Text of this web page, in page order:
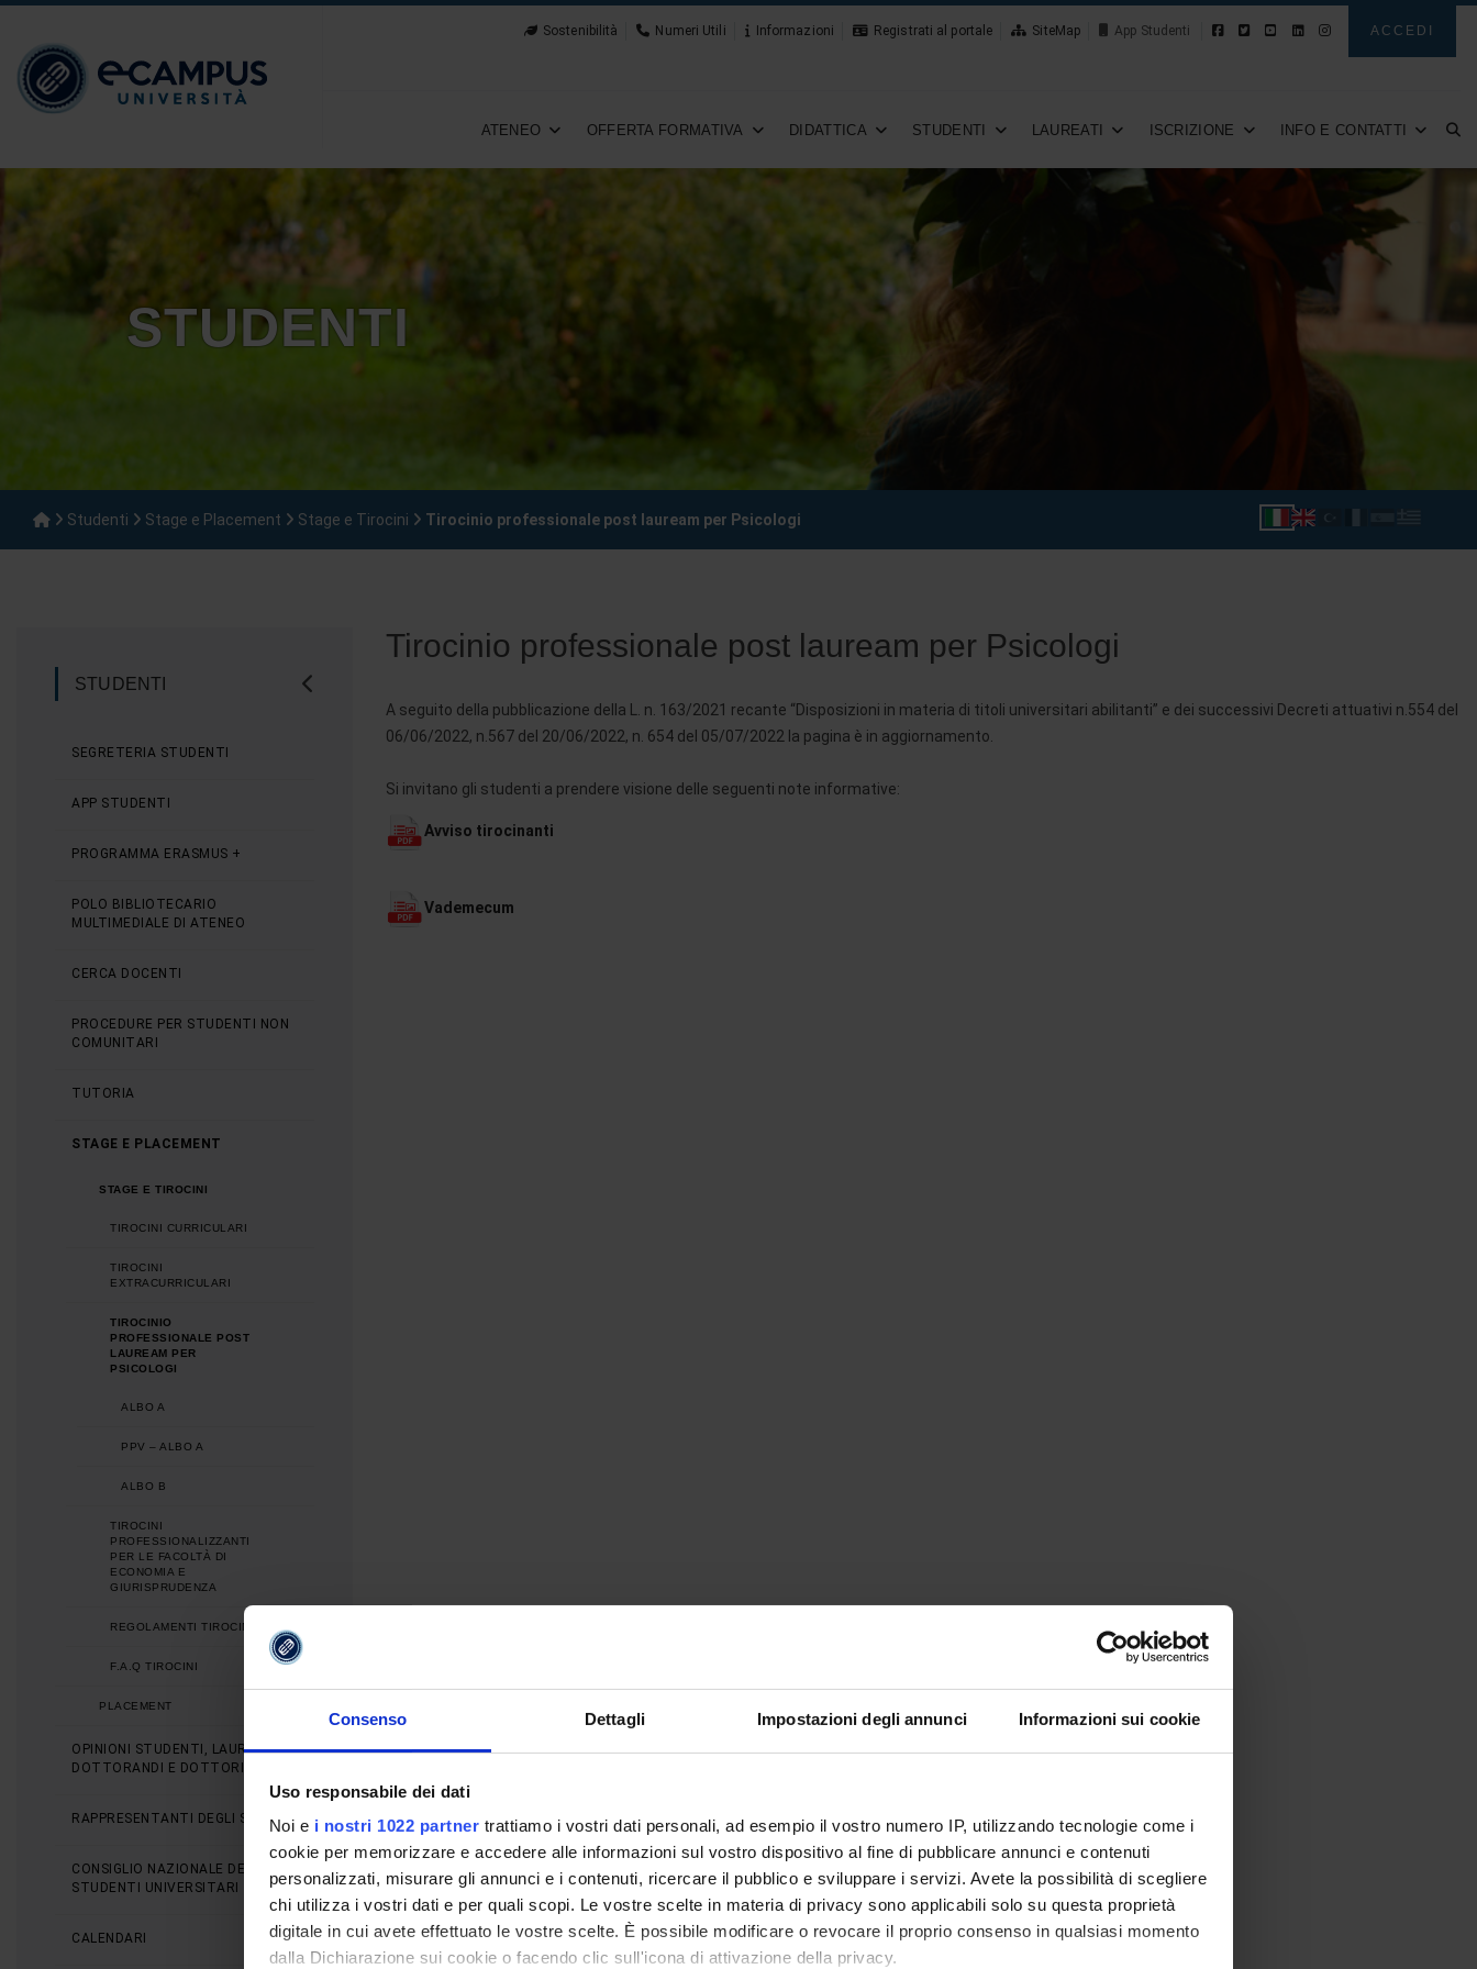
Consenso Dettagli Impostazioni degli annunci Informazioni sui cookie
Uso responsabile dei dati
Noi e i nostri 1022 partner trattiamo i vostri dati personali, ad esempio il vostro numero IP, utilizzando tecnologie come i
cookie per memorizzare e accedere alle informazioni sul vostro dispositivo al fine di pubblicare annunci e contenuti
personalizzati, misurare gli annunci e i contenuti, ricercare il pubblico e sviluppare i servizi. Avete la possibilità di scegliere
chi utilizza i vostri dati e per quali scopi. Le vostre scelte in materia di privacy sono applicabili solo su questa proprietà
digitale in cui avete effettuato le vostre scelte. È possibile modificare o revocare il proprio consenso in qualsiasi momento
dalla Dichiarazione sui cookie o facendo clic sull'icona di attivazione della privacy.
Sostenibilità Numeri Utili Informazioni Registrati al portale SiteMap Novità ACCEDI
ATENEO OFFERTA FORMATIVA DIDATTICA STUDENTI LAUREATI ISCRIZIONE INFO E CONTATTI
STUDENTI
Studenti Stage e Placement Stage e Tirocini Tirocinio professionale post lauream per Psicologi
STUDENTI
SEGRETERIA STUDENTI
APP STUDENTI
PROGRAMMA ERASMUS +
POLO BIBLIOTECARIO
MULTIMEDIALE DI ATENEO
CERCA DOCENTI
PROCEDURE PER STUDENTI NON
COMUNITARI
TUTORIA
STAGE E PLACEMENT
STAGE E TIROCINI
TIROCINI CURRICULARI
TIROCINI
EXTRACURRICULARI
TIROCINIO
PROFESSIONALE POST
LAUREAM PER
PSICOLOGI
ALBO A
PPV – ALBO A
ALBO B
TIROCINI
PROFESSIONALIZZANTI
PER LE FACOLTÀ DI
ECONOMIA E
GIURISPRUDENZA
REGOLAMENTI TIROCINI
F.A.Q TIROCINI
PLACEMENT
OPINIONI STUDENTI, LAUREATI,
DOTTORANDI E DOTTORI
RAPPRESENTANTI DEGLI STUDENTI
CONSIGLIO NAZIONALE DEGLI
STUDENTI UNIVERSITARI
CALENDARI
Tirocinio professionale post lauream per Psicologi
A seguito della pubblicazione della L. n. 163/2021 recante “Disposizioni in materia di titoli universitari abilitanti” e dei successivi Decreti attuativi n.554 del
06/06/2022, n.567 del 20/06/2022, n. 654 del 05/07/2022 la pagina è in aggiornamento.
Si invitano gli studenti a prendere visione delle seguenti note informative:
Avviso tirocinanti
Vademecum